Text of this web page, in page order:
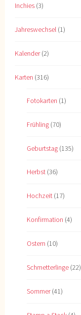
Inchies (3)
Jahreswechsel (1)
Kalender(2)
Karten (316)
Fotokarten (1)
Frühling (70)
Geburtstag (135)
Herbst (36)
Hochzeit (17)
Konfirmation (4)
Ostern (10)
Schmetterlinge (22)
Sommer(41)